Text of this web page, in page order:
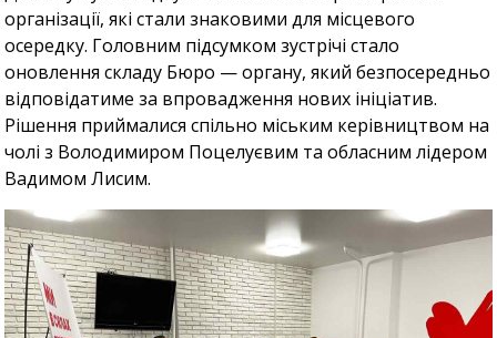
організації, які стали знаковими для місцевого
осередку. Головним підсумком зустрічі стало
оновлення складу Бюро — органу, який безпосередньо
відповідатиме за впровадження нових ініціатив.
Рішення приймалися спільно міським керівництвом на
чолі з Володимиром Поцелуєвим та обласним лідером
Вадимом Лисим.